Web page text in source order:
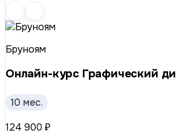
Бруноям
Онлайн-курс Графический
10 мес.
124 900 ₽